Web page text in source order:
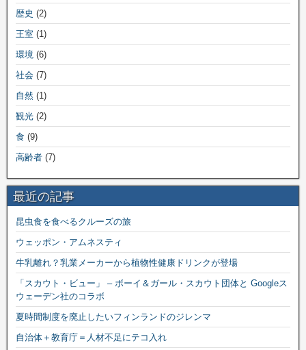
歴史 (2)
王室 (1)
環境 (6)
社会 (7)
自然 (1)
観光 (2)
食 (9)
高齢者 (7)
最近の記事
昆虫食を食べるクルーズの旅
ウェッポン・アムネスティ
牛乳離れ？乳業メーカーから植物性健康ドリンクが登場
「スカウト・ビュー」 – ボーイ＆ガール・スカウト団体と Googleス
ウェーデン社のコラボ
夏時間制度を廃止したいフィンランドのジレンマ
自治体＋教育庁＝人材不足にテコ入れ